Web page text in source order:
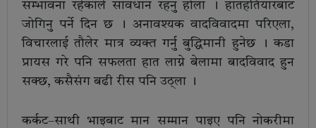
सम्भावना रहेकाले सावधान रहनु होला । हातहतियारबाट
जोगिनु पर्ने दिन छ । अनावश्यक वादविवादमा परिएला,
विचारलाई तौलेर मात्र व्यक्त गर्नु बुद्धिमानी हुनेछ । कडा
प्रायस गरे पनि सफलता हात लाग्ने बेलामा बादविवाद हुन
सक्छ, कसैसंग बढी रीस पनि उठ्ला ।
कर्कट–साथी भाइबाट मान सम्मान पाइए पनि नोकरीमा